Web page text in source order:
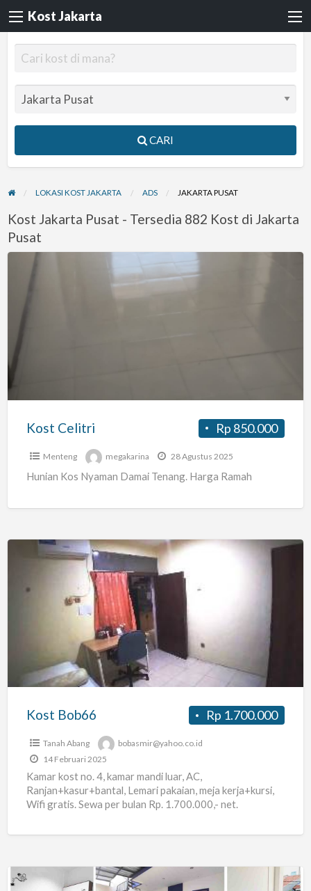
Kost Jakarta
CARI
LOKASI KOST JAKARTA ADS JAKARTA PUSAT
Kost Jakarta Pusat - Tersedia 882 Kost di Jakarta
Pusat
Kost
Celitri
Rp 850.000
Kost Celitri
Menteng megakarina 28 Agustus 2025
Hunian Kos Nyaman Damai Tenang. Harga Ramah
Bob66
Rp 1.700.000
Kost Bob66
Tanah Abang
bobasmir@yahoo.co.id
14 Februari 2025
Kamar kost no. 4, kamar mandi luar, AC,
Ranjan+kasur+bantal, Lemari pakaian, meja kerja+kursi,
Wifi gratis. Sewa per bulan Rp. 1.700.000,- net.